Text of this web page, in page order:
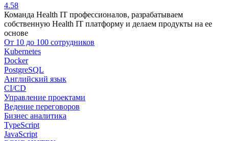
4.58
Команда Health IT профессионалов, разрабатываем
собственную Health IT платформу и делаем продукты на ее
основе
От 10 до 100 сотрудников
Kubernetes
Docker
PostgreSQL
Английский язык
CI/CD
Управление проектами
Ведение переговоров
Бизнес аналитика
TypeScript
JavaScript